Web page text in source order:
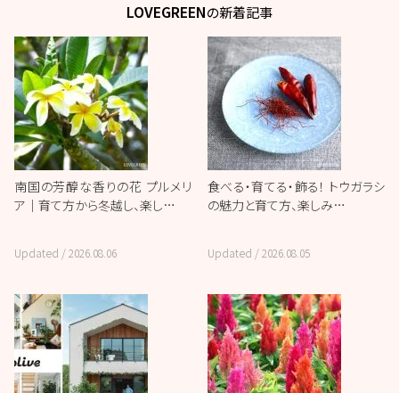
LOVEGREENの新着記事
南国の芳醇な香りの花 プルメリ
ア｜育て方から冬越し、楽し…
Updated /2026.08.06
食べる・育てる・飾る！ トウガラシ
の魅力と育て方、楽しみ…
Updated /2026.08.05